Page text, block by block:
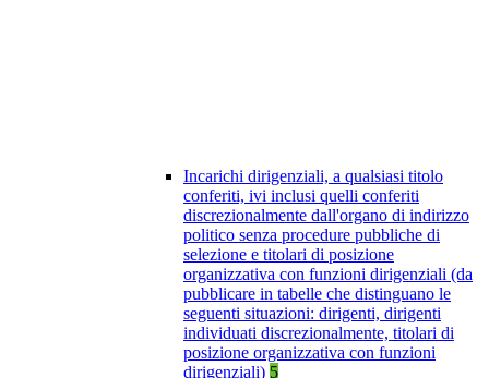
Incarichi dirigenziali, a qualsiasi titolo
conferiti, ivi inclusi quelli conferiti
discrezionalmente dall'organo di indirizzo
politico senza procedure pubbliche di
selezione e titolari di posizione
organizzativa con funzioni dirigenziali (da
pubblicare in tabelle che distinguano le
seguenti situazioni: dirigenti, dirigenti
individuati discrezionalmente, titolari di
posizione organizzativa con funzioni
dirigenziali) 5